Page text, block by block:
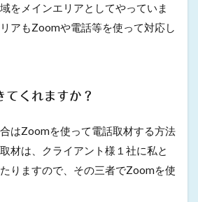
をメインエリアとしてやっていま
アもZoomや電話等を使って対応し
てくれますか？
はZoomを使って電話取材する方法
材は、クライアント様１社に私と
りますので、その三者でZoomを使